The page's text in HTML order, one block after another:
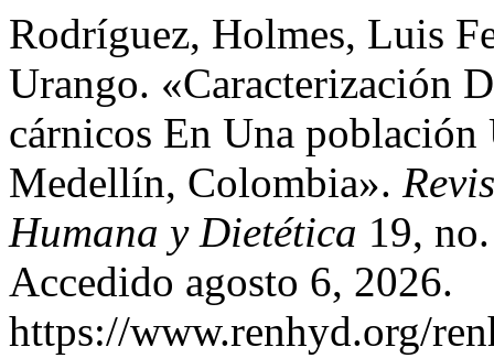
Rodríguez, Holmes, Luis
Urango. «Caracterización
cárnicos En Una
Medellín, Colombia».
Humana y Dietética 19,
Accedido agosto 6, 2026.
https://www.renhyd.org/